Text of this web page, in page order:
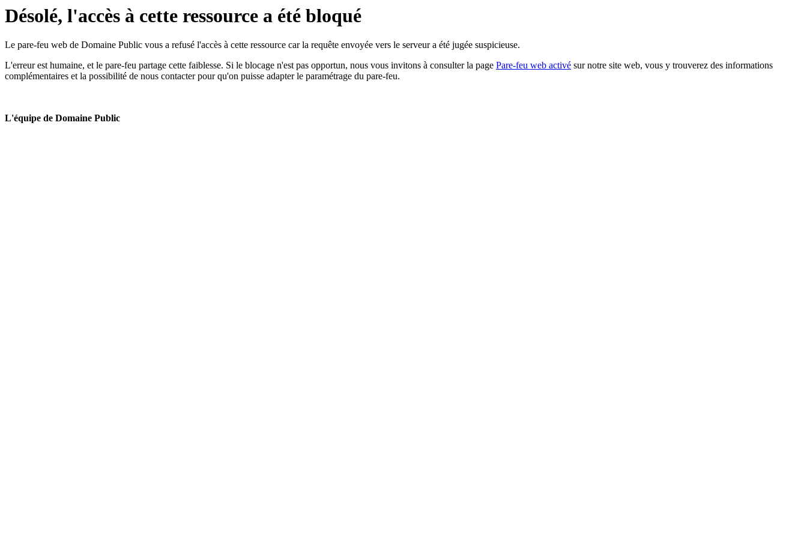
Désolé, l'accès à cette ressource a été bloqué
Le pare-feu web de Domaine Public vous a refusé l'accès à cette ressource car la requête envoyée vers le serveur a été jugée suspicieuse.
L'erreur est humaine, et le pare-feu partage cette faiblesse. Si le blocage n'est pas opportun, nous vous invitons à consulter la page Pare-feu web activé sur notre site web, vous y trouverez des informations
complémentaires et la possibilité de nous contacter pour qu'on puisse adapter le paramétrage du pare-feu.
L'équipe de Domaine Public